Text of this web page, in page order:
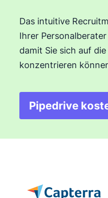
Das intuitive
Ihrer
damit Sie sich auf
konzentrieren
Pipedrive